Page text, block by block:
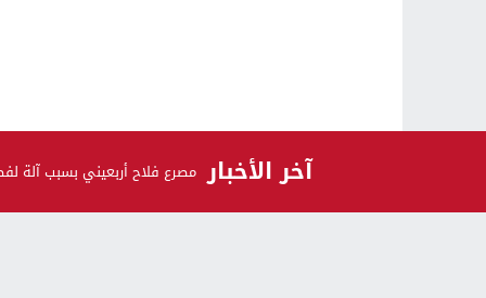
آخر الأخبار مصرع فلاح أربعيني بسبب آلة